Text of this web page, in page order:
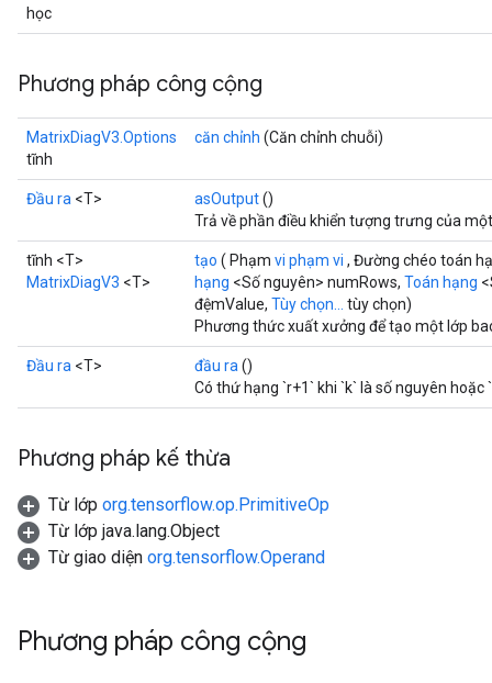
học
Phương pháp công cộng
MatrixDiagV3.Options
tĩnh
căn chỉnh (Căn chỉnh chuỗi)
Đầu ra <T> asOutput()
Trả về phần điều khiển tượng trưng của
tĩnh <T>
MatrixDiagV3 <T>
tạo ( Phạm vi phạm vi , Đường chéo toán
hạng <Số nguyên> numRows, Toán hạng
đệmValue, Tùy chọn...
tùy chọn)
Phương thức xuất xưởng để tạo một lớp
Đầu ra <T> đầu ra ()
Có thứ hạng `r+1` khi `k` là số nguyên hoặc
Phương pháp kế thừa
Từ lớp org.tensorflow.op.PrimitiveOp
Từ lớp java.lang.Object
Từ giao diện org.tensorflow.Operand
Phương pháp công cộng